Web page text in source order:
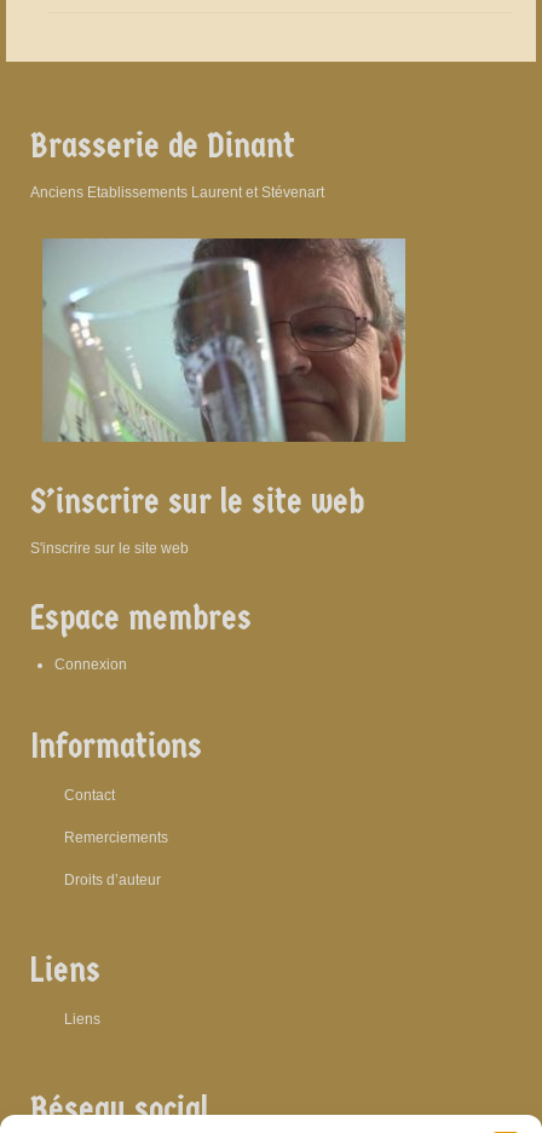
Brasserie de Dinant
Anciens Etablissements Laurent et Stévenart
S’inscrire sur le site web
S'inscrire sur le site web
Espace membres
Connexion
Informations
Contact
Remerciements
Droits d’auteur
Liens
Liens
Réseau social